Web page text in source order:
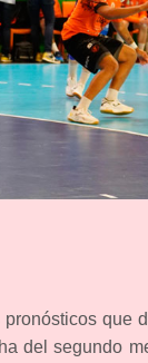
que
del segundo